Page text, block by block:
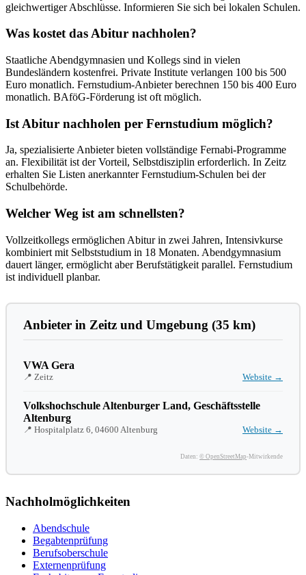
gleichwertiger Abschlüsse. Informieren Sie sich bei lokalen Schulen.
Was kostet das Abitur nachholen?
Staatliche Abendgymnasien und Kollegs sind in vielen
Bundesländern kostenfrei. Private Institute verlangen 100 bis 500
Euro monatlich. Fernstudium-Anbieter berechnen 150 bis 400 Euro
monatlich. BAföG-Förderung ist oft möglich.
Ist Abitur nachholen per Fernstudium möglich?
Ja, spezialisierte Anbieter bieten vollständige Fernabi-Programme
an. Flexibilität ist der Vorteil, Selbstdisziplin erforderlich. In Zeitz
erhalten Sie Listen anerkannter Fernstudium-Schulen bei der
Schulbehörde.
Welcher Weg ist am schnellsten?
Vollzeitkollegs ermöglichen Abitur in zwei Jahren, Intensivkurse
kombiniert mit Selbststudium in 18 Monaten. Abendgymnasium
dauert länger, ermöglicht aber Berufstätigkeit parallel. Fernstudium
ist individuell planbar.
Anbieter in Zeitz und Umgebung (35 km)
VWA Gera
📍 Zeitz Website →
Volkshochschule Altenburger Land, Geschäftsstelle
Altenburg
📍 Hospitalplatz 6, 04600 Altenburg Website →
Daten: © OpenStreetMap-Mitwirkende
Nachholmöglichkeiten
Abendschule
Begabtenprüfung
Berufsoberschule
Externenprüfung